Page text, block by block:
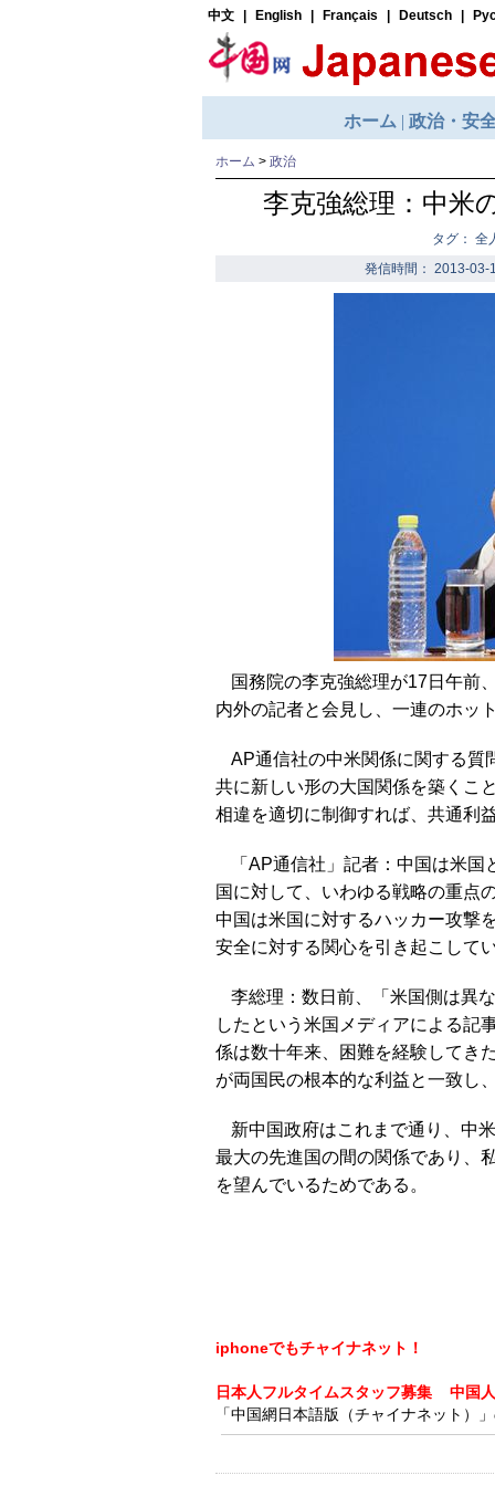
ホーム > 政治
李克強総理：中米
タグ：
発信時間： 2013-
国務院の李克強総理が17日午前
内外の記者と会見し、一連のホッ
AP通信社の中米関係に関する質
共に新しい形の大国関係を築くこ
相違を適切に制御すれば、共通利
「AP通信社」記者：中国は米
国に対して、いわゆる戦略の重点
中国は米国に対するハッカー攻撃
安全に対する関心を引き起こして
李総理：数日前、「米国側は異
したという米国メディアによる記
係は数十年来、困難を経験してき
が両国民の根本的な利益と一致し
新中国政府はこれまで通り、中
最大の先進国の間の関係であり、
を望んでいるためである。
iphoneでもチャイナネット！
日本人フルタイムスタッフ募集
中国
「中国網日本語版（チャイナネット）